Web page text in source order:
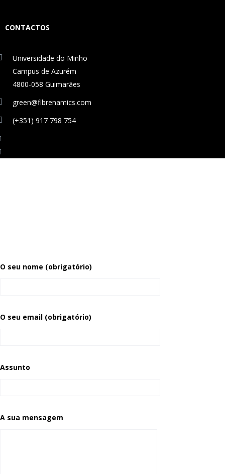
CONTACTOS
Universidade do Minho
Campus de Azurém
4800-058 Guimarães
green@fibrenamics.com
(+351) 917 798 754
O seu nome (obrigatório)
O seu email (obrigatório)
Assunto
A sua mensagem